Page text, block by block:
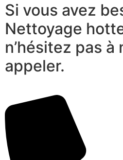
Si vous avez
Nettoyage
n’hésitez pas à
appeler.